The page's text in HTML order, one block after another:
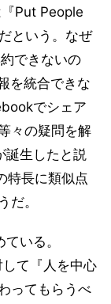
Put People
という。なぜ
できないの
を統合できな
でシェア
々の疑問を解
誕生したと説
特長に類似点
だ。
いる。
て『人を中心
ってもらうべ